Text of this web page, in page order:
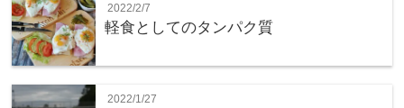
2022/2/7
軽食としてのタンパク質
2022/1/27